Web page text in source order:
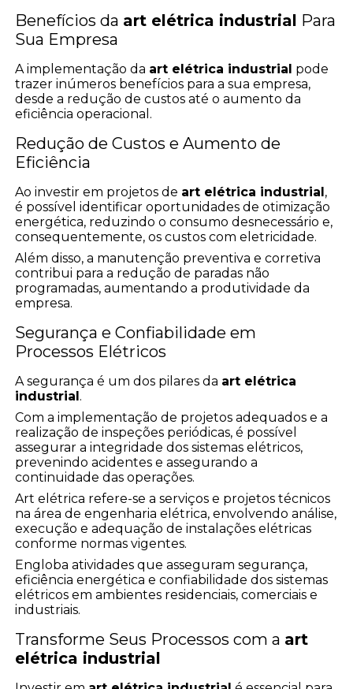
Benefícios da art elétrica industrial Para
Sua Empresa
A implementação da art elétrica industrial pode
trazer inúmeros benefícios para a sua empresa,
desde a redução de custos até o aumento da
eficiência operacional.
Redução de Custos e Aumento de
Eficiência
Ao investir em projetos de art elétrica industrial ,
é possível identificar oportunidades de otimização
energética, reduzindo o consumo desnecessário e,
consequentemente, os custos com eletricidade.
Além disso, a manutenção preventiva e corretiva
contribui para a redução de paradas não
programadas, aumentando a produtividade da
empresa.
Segurança e Confiabilidade em
Processos Elétricos
A segurança é um dos pilares da art elétrica
industrial .
Com a implementação de projetos adequados e a
realização de inspeções periódicas, é possível
assegurar a integridade dos sistemas elétricos,
prevenindo acidentes e assegurando a
continuidade das operações.
Art elétrica refere-se a serviços e projetos técnicos
na área de engenharia elétrica, envolvendo análise,
execução e adequação de instalações elétricas
conforme normas vigentes.
Engloba atividades que asseguram segurança,
eficiência energética e confiabilidade dos sistemas
elétricos em ambientes residenciais, comerciais e
industriais.
Transforme Seus Processos com a art
elétrica industrial